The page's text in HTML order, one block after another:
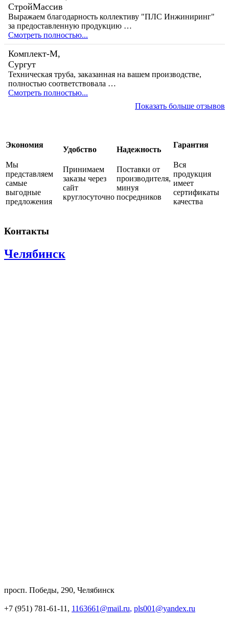
СтройМассив
Выражаем благодарность коллективу "ПЛС Инжиниринг"
за предоставленную продукцию …
Смотреть полностью...
Комплект-М,
Сургут
Техническая труба, заказанная на вашем производстве,
полностью соответствовала …
Смотреть полностью...
Показать больше отзывов
Экономия
Мы
представляем
самые
выгодные
предложения
Удобство
Принимаем
заказы через
сайт
круглосуточно
Надежность
Поставки от
производителя,
минуя
посредников
Гарантия
Вся
продукция
имеет
сертификаты
качества
Контакты
Челябинск
просп. Победы, 290, Челябинск
+7 (951) 781-61-11, 1163661@mail.ru, pls001@yandex.ru